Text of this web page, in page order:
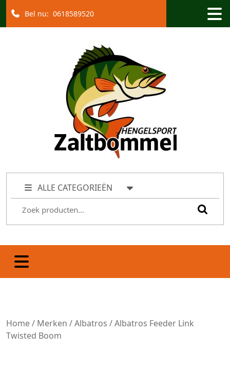
Bel nu: 0618589520
ALLE CATEGORIEËN
Home/ Merken /Albatros / Albatros Feeder Link
Twisted Boom